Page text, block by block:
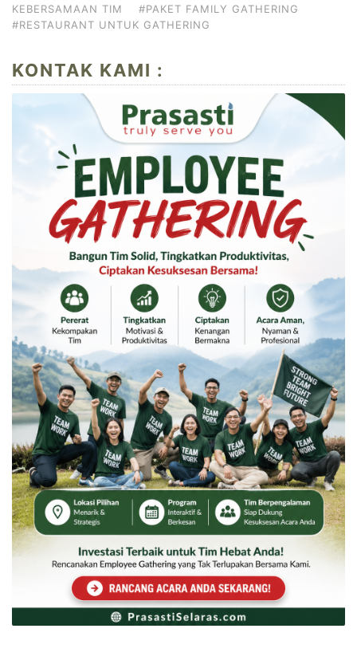
KEBERSAMAAN TIM
#PAKET FAMILY GATHERING
#RESTAURANT UNTUK GATHERING
KONTAK KAMI :